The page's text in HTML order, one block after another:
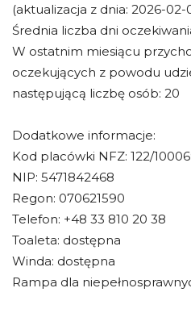
(aktualizacja z dnia: 2026-02-
Średnia liczba dni
W ostatnim miesiącu
oczekujących z powodu
następującą liczbę osób: 20
Dodatkowe informacje:
Kod placówki NFZ: 122/
NIP: 5471842468
Regon: 070621590
Telefon: +48 33 810 20 38
Toaleta: dostępna
Winda: dostępna
Rampa dla